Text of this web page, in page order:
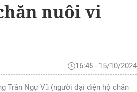
nuôi vi
16:45 - 15/10/2024
Trần Ngự Vũ (người đại diện hộ chăn